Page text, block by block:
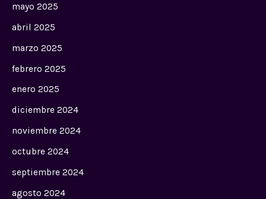
mayo 2025
abril 2025
marzo 2025
febrero 2025
enero 2025
diciembre 2024
noviembre 2024
octubre 2024
septiembre 2024
agosto 2024